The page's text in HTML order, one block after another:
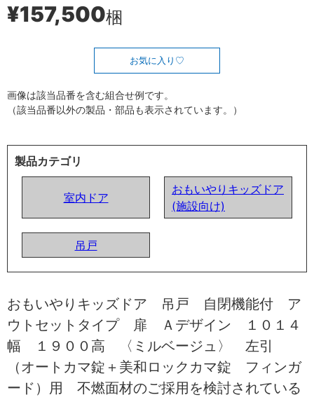
¥157,500梱
お気に入り
画像は該当品番を含む組合せ例です。
（該当品番以外の製品・部品も表示されています。）
製品カテゴリ
室内ドア
おもいやりキッズドア
(施設向け)
吊戸
おもいやりキッズドア 吊戸 自閉機能付 ア
ウトセットタイプ 扉 Ａデザイン １０１４
幅 １９００高 〈ミルベージュ〉 左引
（オートカマ錠＋美和ロックカマ錠 フィンガ
ード）用 不燃面材のご採用を検討されている